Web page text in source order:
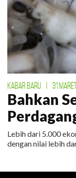
KABAR BARU 31
Bahkan
Lebih dari 5.000
dengan nilai lebih